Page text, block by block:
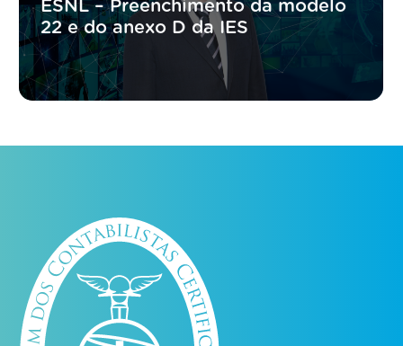
ESNL – Preenchimento da modelo
22 e do anexo D da IES